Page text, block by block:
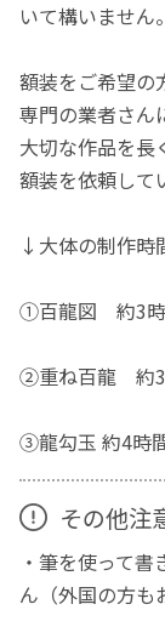
いて構いません。
額装をご希望の
専門の業者さん
大切な作品を長
額装を依頼して
↓大体の制作時
①百龍図 約3
②重ね百龍 約
③龍勾玉 約4時
その他注
・筆を使って
ん（外国の方も